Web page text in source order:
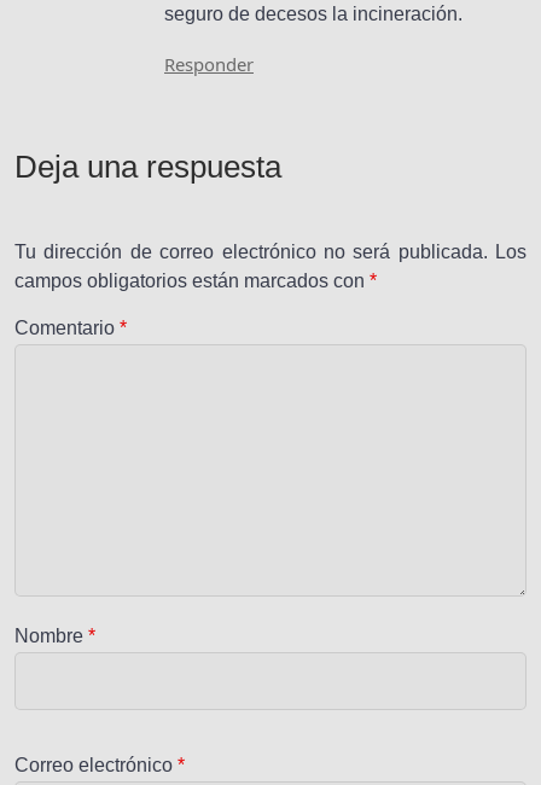
seguro de decesos la incineración.
Responder
Deja una respuesta
Tu dirección de correo electrónico no será publicada. Los
campos obligatorios están marcados con *
Comentario *
Nombre *
Correo electrónico *